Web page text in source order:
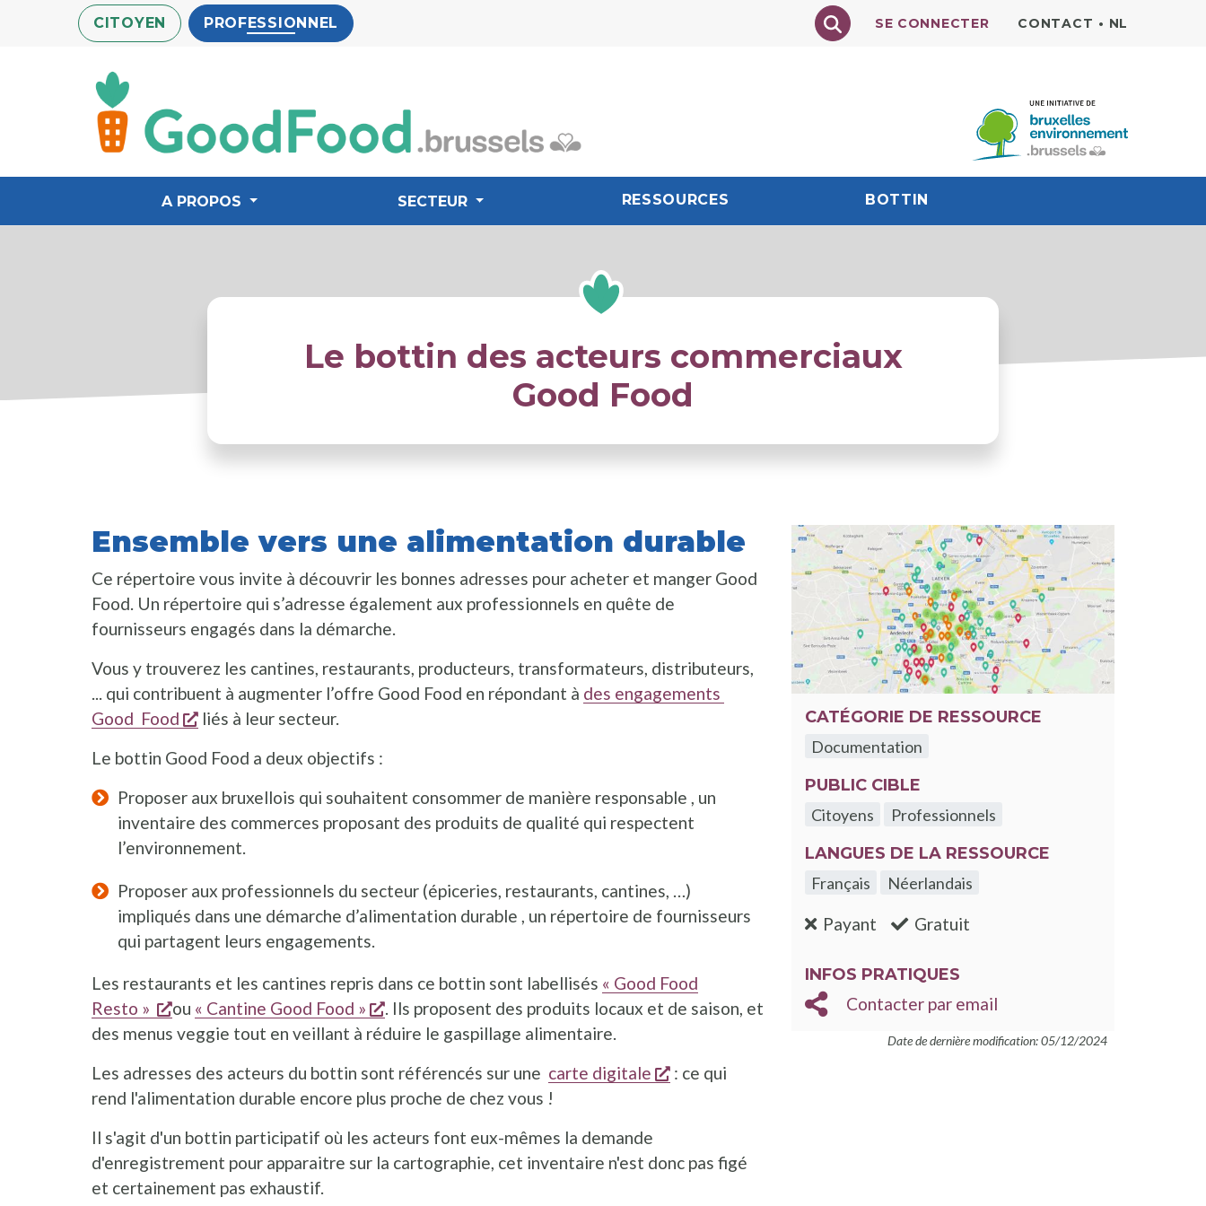
CITOYEN PROFESSIONNEL Texte à rechercher
SE CONNECTER CONTACT • NL
A PROPOS SECTEUR RESSOURCES BOTTIN
Le bottin des acteurs commerciaux
Good Food
Ensemble vers une alimentation durable
Ce répertoire vous invite à découvrir les bonnes adresses pour acheter et manger Good
Food. Un répertoire qui s’adresse également aux professionnels en quête de
fournisseurs engagés dans la démarche.
Vous y trouverez les cantines, restaurants, producteurs, transformateurs, distributeurs,
... qui contribuent à augmenter l’offre Good Food en répondant à des engagements
Good Food
s'ouvre dans une nouvelle fenêtre
liés à leur secteur.
Le bottin Good Food a deux objectifs :
Proposer aux bruxellois qui souhaitent consommer de manière responsable , un
inventaire des commerces proposant des produits de qualité qui respectent
l’environnement.
Proposer aux professionnels du secteur (épiceries, restaurants, cantines, …)
impliqués dans une démarche d’alimentation durable , un répertoire de fournisseurs
qui partagent leurs engagements.
Les restaurants et les cantines repris dans ce bottin sont labellisés « Good Food
Resto »
s'ouvre dans une nouvelle fenêtre
ou « Cantine Good Food » s'ouvre dans une nouvelle fenêtre
. Ils proposent des produits locaux et de saison, et
des menus veggie tout en veillant à réduire le gaspillage alimentaire.
Les adresses des acteurs du bottin sont référencés sur une carte digitale s'ouvre dans une nouvelle fenêtre
: ce qui
rend l'alimentation durable encore plus proche de chez vous !
Il s'agit d'un bottin participatif où les acteurs font eux-mêmes la demande
d'enregistrement pour apparaitre sur la cartographie, cet inventaire n'est donc pas figé
et certainement pas exhaustif.
CATÉGORIE DE RESSOURCE
Documentation
PUBLIC CIBLE
Citoyens
Professionnels
LANGUES DE LA RESSOURCE
Français
Néerlandais
Payant :non Gratuit
INFOS PRATIQUES
Contacter par email
Date de dernière modification: 05/12/2024